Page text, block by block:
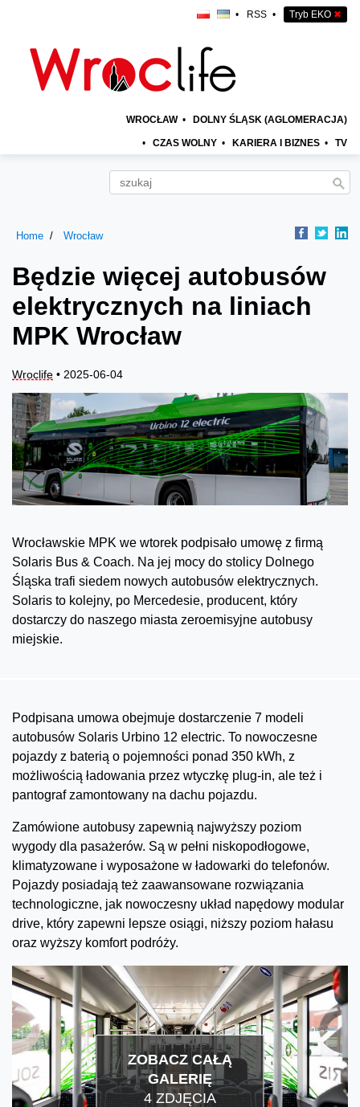
• RSS • Tryb EKO ✖
WROCŁAW • DOLNY ŚLĄSK (AGLOMERACJA)
• CZAS WOLNY • KARIERA I BIZNES • TV
Home Wrocław
Będzie więcej autobusów
elektrycznych na liniach
MPK Wrocław
Wroclife • 2025-06-04
Wrocławskie MPK we wtorek podpisało umowę z firmą
Solaris Bus & Coach. Na jej mocy do stolicy Dolnego
Śląska trafi siedem nowych autobusów elektrycznych.
Solaris to kolejny, po Mercedesie, producent, który
dostarczy do naszego miasta zeroemisyjne autobusy
miejskie.
Podpisana umowa obejmuje dostarczenie 7 modeli
autobusów Solaris Urbino 12 electric. To nowoczesne
pojazdy z baterią o pojemności ponad 350 kWh, z
możliwością ładowania przez wtyczkę plug-in, ale też i
pantograf zamontowany na dachu pojazdu.
Zamówione autobusy zapewnią najwyższy poziom
wygody dla pasażerów. Są w pełni niskopodłogowe,
klimatyzowane i wyposażone w ładowarki do telefonów.
Pojazdy posiadają też zaawansowane rozwiązania
technologiczne, jak nowoczesny układ napędowy modular
drive, który zapewni lepsze osiągi, niższy poziom hałasu
oraz wyższy komfort podróży.
ZOBACZ CAŁĄ
GALERIĘ
4 ZDJĘCIA